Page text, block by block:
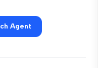
Agent